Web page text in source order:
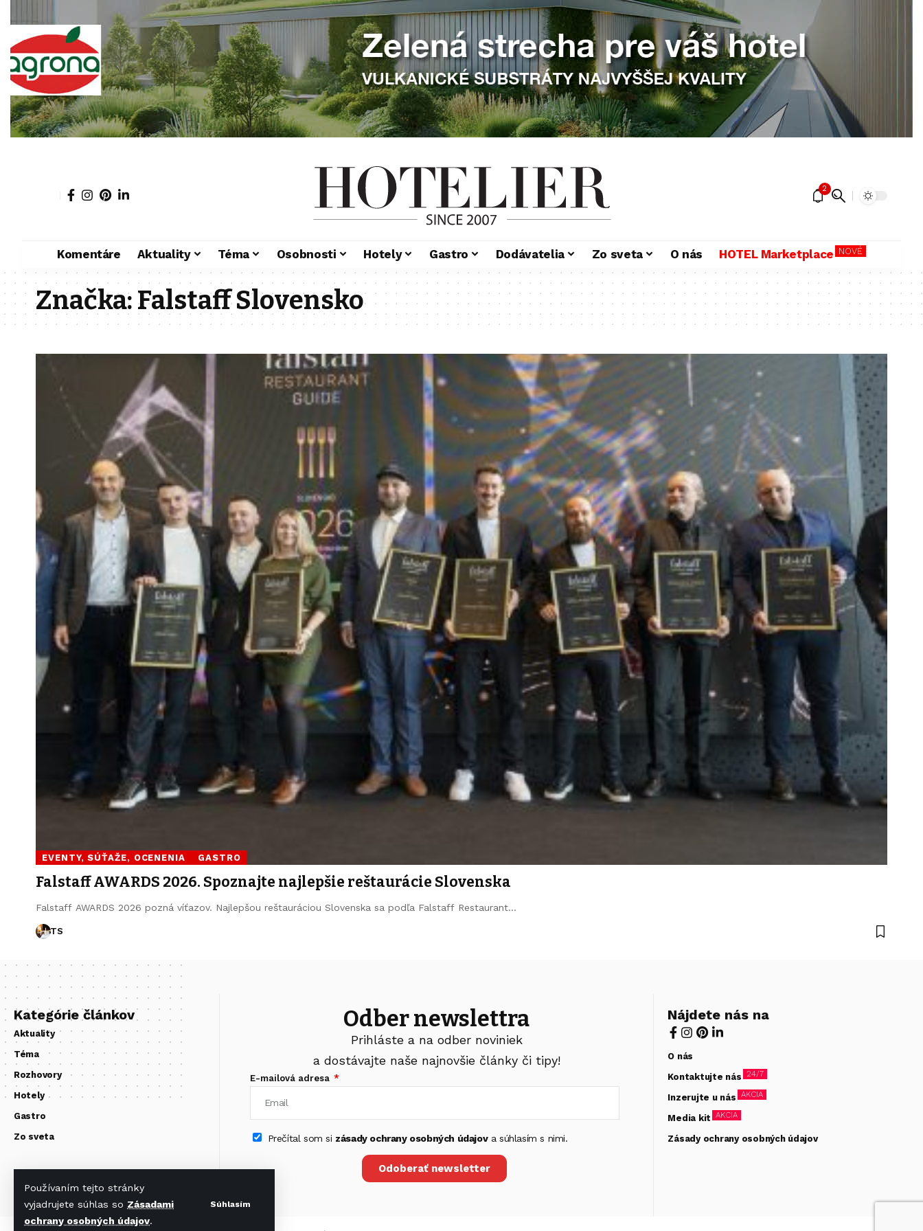
Používaním tejto stránky
vyjadrujete súhlas so Zásadami
ochrany osobných údajov.
Súhlasím
2
Komentáre Aktuality Téma Osobnosti Hotely Gastro Dodávatelia Zo sveta O nás HOTEL Marketplace NOVÉ
Značka:Falstaff Slovensko
EVENTY, SÚŤAŽE, OCENENIA GASTRO
Falstaff AWARDS 2026. Spoznajte najlepšie reštaurácie Slovenska
Falstaff AWARDS 2026 pozná víťazov. Najlepšou reštauráciou Slovenska sa podľa Falstaff Restaurant…
TS
Kategórie článkov
Aktuality
Téma
Rozhovory
Hotely
Gastro
Zo sveta
Odber newslettra
Prihláste a na odber noviniek
a dostávajte naše najnovšie články či tipy!
E-mailová adresa
Prečítal som si zásady ochrany osobných údajova súhlasím s nimi.
Odoberať newsletter
Nájdete nás na
O nás
Kontaktujte nás 24/7
Inzerujte u nás AKCIA
Media kit AKCIA
Zásady ochrany osobných údajov